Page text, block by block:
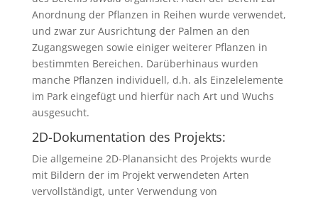
Anordnung der Pflanzen in Reihen wurde verwendet,
und zwar zur Ausrichtung der Palmen an den
Zugangswegen sowie einiger weiterer Pflanzen in
bestimmten Bereichen. Darüberhinaus wurden
manche Pflanzen individuell, d.h. als Einzelelemente
im Park eingefügt und hierfür nach Art und Wuchs
ausgesucht.
2D-Dokumentation des Projekts:
Die allgemeine 2D-Planansicht des Projekts wurde
mit Bildern der im Projekt verwendeten Arten
vervollständigt, unter Verwendung von